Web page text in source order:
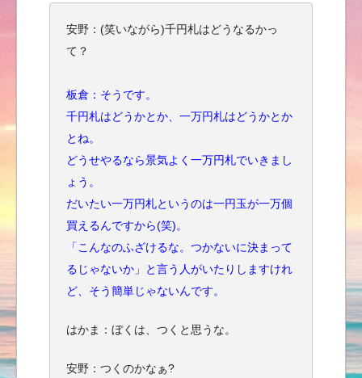
安野：(笑いながら)千円札はどうなるかっ
て？
板倉：そうです。
千円札はどうかとか、一万円札はどうかとか
とね。
どうせやるなら景気よく一万円札でいきまし
ょう。
だいたい一万円札というのは一円玉が一万個
買えるんですから(笑)。
「こんなのふざけるな。つかないに決まって
るじゃないか」と言う人がいたりしますけれ
ど、そう簡単じゃないんです。
はかま：ぼくは、つくと思うな。
安野：つくのかなぁ?